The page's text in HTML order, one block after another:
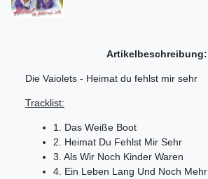
Artikelbeschreibung:
Die Vaiolets - Heimat du fehlst mir sehr
Tracklist:
1. Das Weiße Boot
2. Heimat Du Fehlst Mir Sehr
3. Als Wir Noch Kinder Waren
4. Ein Leben Lang Und Noch Mehr